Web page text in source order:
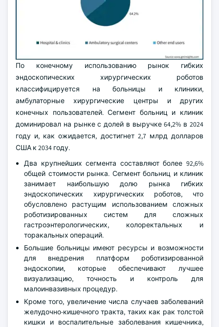
По конечному использованию рынок гибких
эндоскопических хирургических роботов
классифицируется на больницы и клиники,
амбулаторные хирургические центры и других
конечных пользователей. Сегмент больниц и клиник
доминировал на рынке с долей в выручке 64,2% в 2024
году и, как ожидается, достигнет 2,7 млрд долларов
США к 2034 году.
Два крупнейших сегмента составляют более 92,6%
общей стоимости рынка. Сегмент больниц и клиник
занимает наибольшую долю рынка гибких
эндоскопических хирургических роботов, что
обусловлено растущим использованием сложных
роботизированных систем для сложных
гастроэнтерологических, колоректальных и
торакальных операций.
Большие больницы имеют ресурсы и возможности
для внедрения платформ роботизированной
эндоскопии, которые обеспечивают лучшее
визуализацию, точность и контроль для
малоинвазивных процедур.
Кроме того, увеличение числа случаев заболеваний
желудочно-кишечного тракта, таких как рак толстой
кишки и воспалительные заболевания кишечника,